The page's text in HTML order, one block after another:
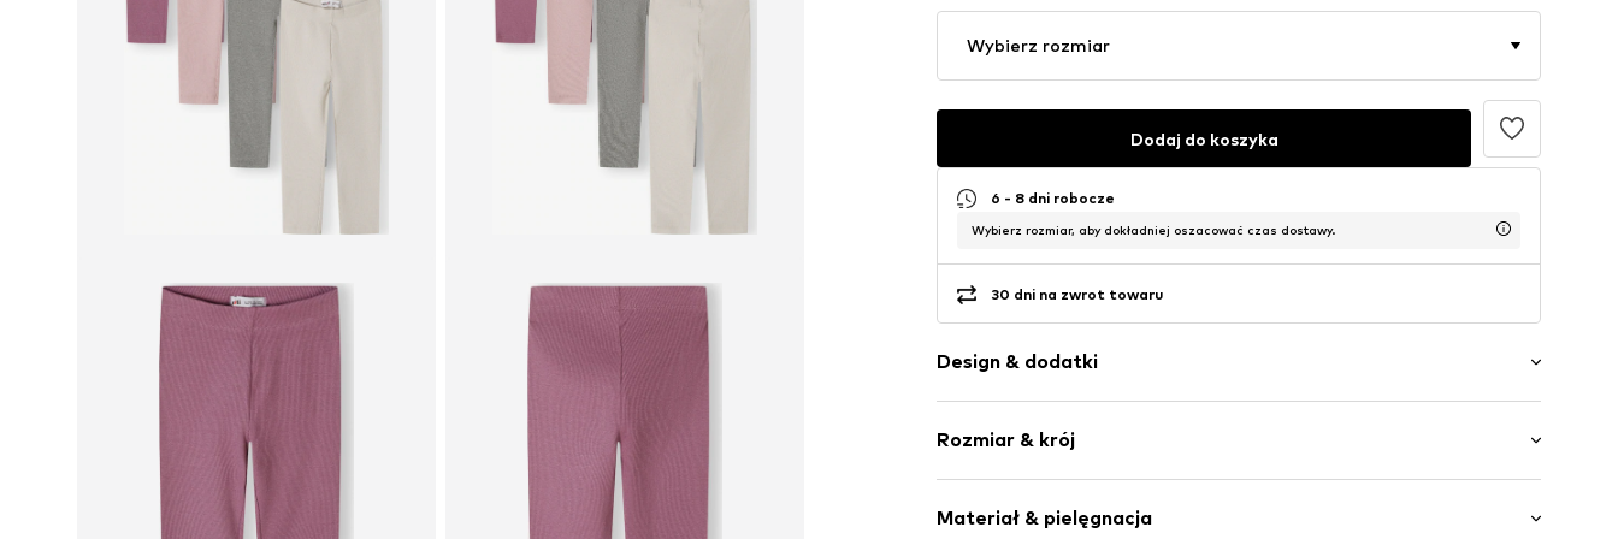
Wybierz rozmiar
Dodaj do koszyka
6 - 8 dni robocze
Wybierz rozmiar, aby dokładniej oszacować czas dostawy.
30 dni na zwrot towaru
Design & dodatki
Dżersej
Elastyczne zakończenie/szew
Miękki w dotyku
Rozmiar & krój
Długość: Długi / Maxi
Materiał & pielęgnacja